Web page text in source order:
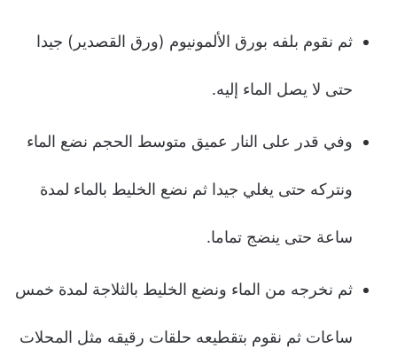
ثم نقوم بلفه بورق الألمونيوم (ورق القصدير) جيدا
حتى لا يصل الماء إليه.
وفي قدر على النار عميق متوسط الحجم نضع الماء
ونتركه حتى يغلي جيدا ثم نضع الخليط بالماء لمدة
ساعة حتى ينضج تماما.
ثم نخرجه من الماء ونضع الخليط بالثلاجة لمدة خمس
ساعات ثم نقوم بتقطيعه حلقات رقيقه مثل المحلات